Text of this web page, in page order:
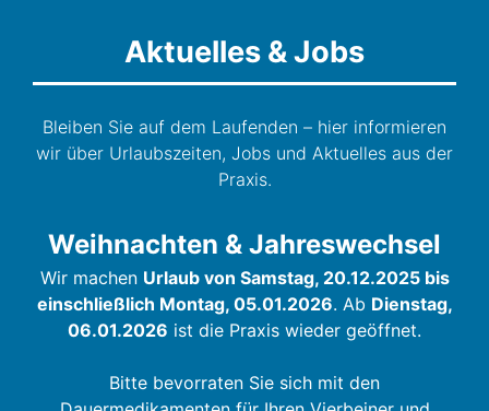
Aktuelles & Jobs
Bleiben Sie auf dem Laufenden – hier informieren
wir über Urlaubszeiten, Jobs und Aktuelles aus der
Praxis.
Weihnachten & Jahreswechsel
Wir machen Urlaub von Samstag, 20.12.2025 bis
einschließlich Montag, 05.01.2026. Ab Dienstag,
06.01.2026 ist die Praxis wieder geöffnet.
Bitte bevorraten Sie sich mit den